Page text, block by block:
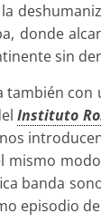
donde
sin
también con
Instituto
mismo
banda
episodio de